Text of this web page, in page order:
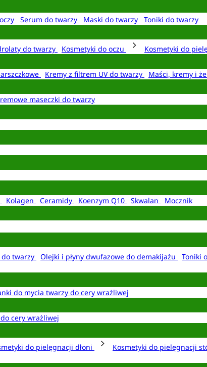
Serum do twarzy Maski do twarzy
Toniki do twarzy
do twarzy Kosmetyki do oczu Kosmetyki do
Kremy z filtrem UV do twarzy
Maści, kremy i
maseczki do twarzy
Kolagen Ceramidy Koenzym Q10 Skwalan
Mocznik
twarzy Olejki i płyny dwufazowe do demakijażu Toniki
do mycia twarzy do cery wrażliwej
cery wrażliwej
do pielęgnacji dłoni Kosmetyki do pielęgnacji